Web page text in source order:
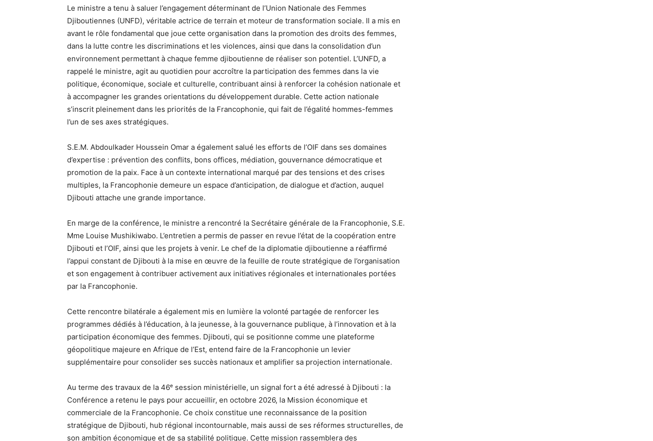
Le ministre a tenu à saluer l’engagement déterminant de l’Union Nationale des Femmes
Djiboutiennes (UNFD), véritable actrice de terrain et moteur de transformation sociale. Il a mis en
avant le rôle fondamental que joue cette organisation dans la promotion des droits des femmes,
dans la lutte contre les discriminations et les violences, ainsi que dans la consolidation d’un
environnement permettant à chaque femme djiboutienne de réaliser son potentiel. L’UNFD, a
rappelé le ministre, agit au quotidien pour accroître la participation des femmes dans la vie
politique, économique, sociale et culturelle, contribuant ainsi à renforcer la cohésion nationale et
à accompagner les grandes orientations du développement durable. Cette action nationale
s’inscrit pleinement dans les priorités de la Francophonie, qui fait de l’égalité hommes-femmes
l’un de ses axes stratégiques.
S.E.M. Abdoulkader Houssein Omar a également salué les efforts de l’OIF dans ses domaines
d’expertise : prévention des conflits, bons offices, médiation, gouvernance démocratique et
promotion de la paix. Face à un contexte international marqué par des tensions et des crises
multiples, la Francophonie demeure un espace d’anticipation, de dialogue et d’action, auquel
Djibouti attache une grande importance.
En marge de la conférence, le ministre a rencontré la Secrétaire générale de la Francophonie, S.E.
Mme Louise Mushikiwabo. L’entretien a permis de passer en revue l’état de la coopération entre
Djibouti et l’OIF, ainsi que les projets à venir. Le chef de la diplomatie djiboutienne a réaffirmé
l’appui constant de Djibouti à la mise en œuvre de la feuille de route stratégique de l’organisation
et son engagement à contribuer activement aux initiatives régionales et internationales portées
par la Francophonie.
Cette rencontre bilatérale a également mis en lumière la volonté partagée de renforcer les
programmes dédiés à l’éducation, à la jeunesse, à la gouvernance publique, à l’innovation et à la
participation économique des femmes. Djibouti, qui se positionne comme une plateforme
géopolitique majeure en Afrique de l’Est, entend faire de la Francophonie un levier
supplémentaire pour consolider ses succès nationaux et amplifier sa projection internationale.
Au terme des travaux de la 46ᵉ session ministérielle, un signal fort a été adressé à Djibouti : la
Conférence a retenu le pays pour accueillir, en octobre 2026, la Mission économique et
commerciale de la Francophonie. Ce choix constitue une reconnaissance de la position
stratégique de Djibouti, hub régional incontournable, mais aussi de ses réformes structurelles, de
son ambition économique et de sa stabilité politique. Cette mission rassemblera des